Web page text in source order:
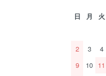
日 月 火
2
3 4
9
10 11